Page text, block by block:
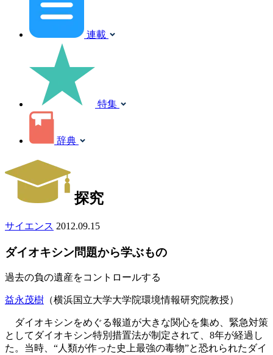
連載
特集
辞典
探究
サイエンス 2012.09.15
ダイオキシン問題から学ぶもの
過去の負の遺産をコントロールする
益永茂樹 （横浜国立大学大学院環境情報研究院教授）
ダイオキシンをめぐる報道が大きな関心を集め、緊急対策
としてダイオキシン特別措置法が制定されて、8年が経過し
た。当時、“人類が作った史上最強の毒物”と恐れられたダイ